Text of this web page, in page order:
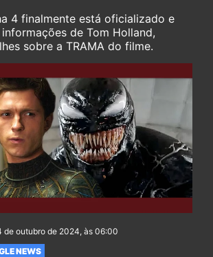
4 finalmente está oficializado e
de Tom Holland,
sobre a TRAMA do filme.
de outubro de 2024, às 06:00
NEWS